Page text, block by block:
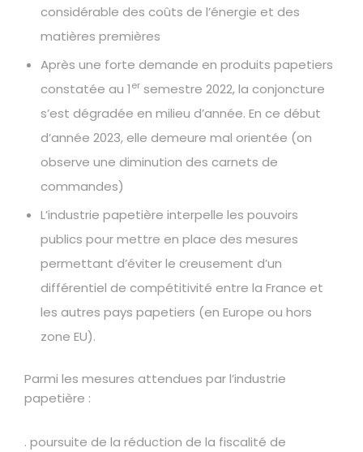
considérable des coûts de l’énergie et des
matières premières
Après une forte demande en produits papetiers
constatée au 1er semestre 2022, la conjoncture
s’est dégradée en milieu d’année. En ce début
d’année 2023, elle demeure mal orientée (on
observe une diminution des carnets de
commandes)
L’industrie papetière interpelle les pouvoirs
publics pour mettre en place des mesures
permettant d’éviter le creusement d’un
différentiel de compétitivité entre la France et
les autres pays papetiers (en Europe ou hors
zone EU).
Parmi les mesures attendues par l’industrie
papetière :
. poursuite de la réduction de la fiscalité de